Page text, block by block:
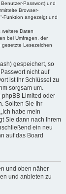
Passwort) und
Browser-
Funktion angezeigt und
weitere Daten
bei Umfragen, der
Lesezeichen
gespeichert, so
nicht auf
ist Ihr Schlüssel zu
sorgsam um.
phpBB Limited oder
Sollten Sie Ihr
habe mein
Sie dann nach Ihrem
ein neu
auf das Board
und oben näher
und anbieten zu